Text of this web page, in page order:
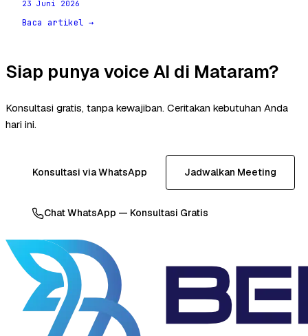
23 Juni 2026
Baca artikel →
Siap punya voice AI di Mataram?
Konsultasi gratis, tanpa kewajiban. Ceritakan kebutuhan Anda
hari ini.
Konsultasi via WhatsApp Jadwalkan Meeting
Chat WhatsApp — Konsultasi Gratis